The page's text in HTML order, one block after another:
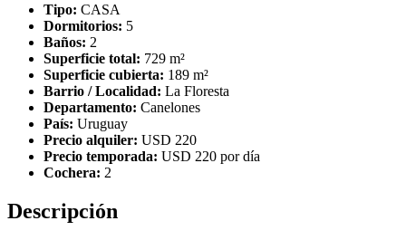
Tipo: CASA
Dormitorios: 5
Baños: 2
Superficie total: 729 m²
Superficie cubierta: 189 m²
Barrio / Localidad: La Floresta
Departamento: Canelones
País: Uruguay
Precio alquiler: USD 220
Precio temporada: USD 220 por día
Cochera: 2
Descripción